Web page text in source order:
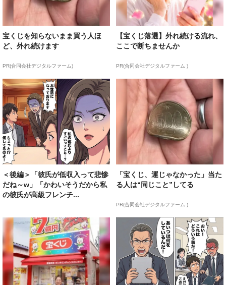
宝くじを知らないまま買う人ほ
ど、外れ続けます
PR(合同会社デジタルファーム)
【宝くじ落選】外れ続ける流れ、
ここで断ちませんか
PR(合同会社デジタルファーム )
＜後編＞「彼氏が低収入って悲惨
だね～w」「かわいそうだから私
の彼氏が高級フレンチ...
「宝くじ、運じゃなかった」当た
る人は“同じこと”してる
PR(合同会社デジタルファーム )